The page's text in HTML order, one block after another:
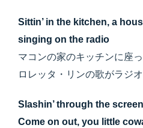
Sittin’ in the kitchen, a
singing on the radio
マコンの家のキッチンに座
ロレッタ・リンの歌がラジ
Slashin’ through the
Come on out, you little